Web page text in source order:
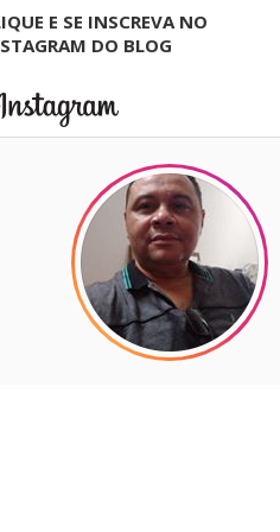
E SE INSCREVA NO
DO BLOG